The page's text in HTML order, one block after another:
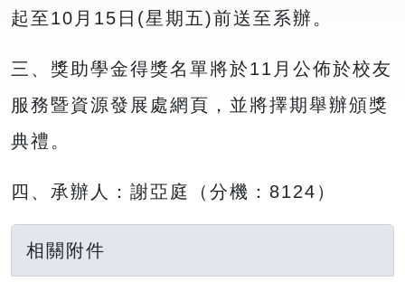
起至10月15日(星期五)前送至系辦。
三、獎助學金得獎名單將於11月公佈於校友
服務暨資源發展處網頁，並將擇期舉辦頒獎
典禮。
四、承辦人：謝亞庭（分機：8124）
相關附件